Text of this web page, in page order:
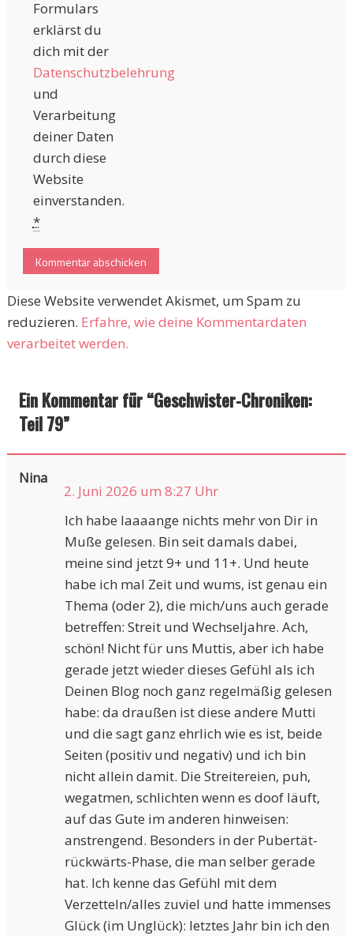
Formulars
erklärst du
dich mit der
Datenschutzbelehrung
und
Verarbeitung
deiner Daten
durch diese
Website
einverstanden.
*
Diese Website verwendet Akismet, um Spam zu
reduzieren. Erfahre, wie deine Kommentardaten
verarbeitet werden.
Ein Kommentar für “Geschwister-Chroniken:
Teil 79”
Nina
2. Juni 2026 um 8:27 Uhr
Ich habe laaaange nichts mehr von Dir in
Muße gelesen. Bin seit damals dabei,
meine sind jetzt 9+ und 11+. Und heute
habe ich mal Zeit und wums, ist genau ein
Thema (oder 2), die mich/uns auch gerade
betreffen: Streit und Wechseljahre. Ach,
schön! Nicht für uns Muttis, aber ich habe
gerade jetzt wieder dieses Gefühl als ich
Deinen Blog noch ganz regelmäßig gelesen
habe: da draußen ist diese andere Mutti
und die sagt ganz ehrlich wie es ist, beide
Seiten (positiv und negativ) und ich bin
nicht allein damit. Die Streitereien, puh,
wegatmen, schlichten wenn es doof läuft,
auf das Gute im anderen hinweisen:
anstrengend. Besonders in der Pubertät-
rückwärts-Phase, die man selber gerade
hat. Ich kenne das Gefühl mit dem
Verzetteln/alles zuviel und hatte immenses
Glück (im Unglück): letztes Jahr bin ich den